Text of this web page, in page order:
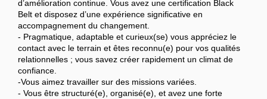
d’amélioration continue. Vous avez une certification Black
Belt et disposez d’une expérience significative en
accompagnement du changement.
- Pragmatique, adaptable et curieux(se) vous appréciez le
contact avec le terrain et êtes reconnu(e) pour vos qualités
relationnelles ; vous savez créer rapidement un climat de
confiance.
-Vous aimez travailler sur des missions variées.
- Vous être structuré(e), organisé(e), et avez une forte